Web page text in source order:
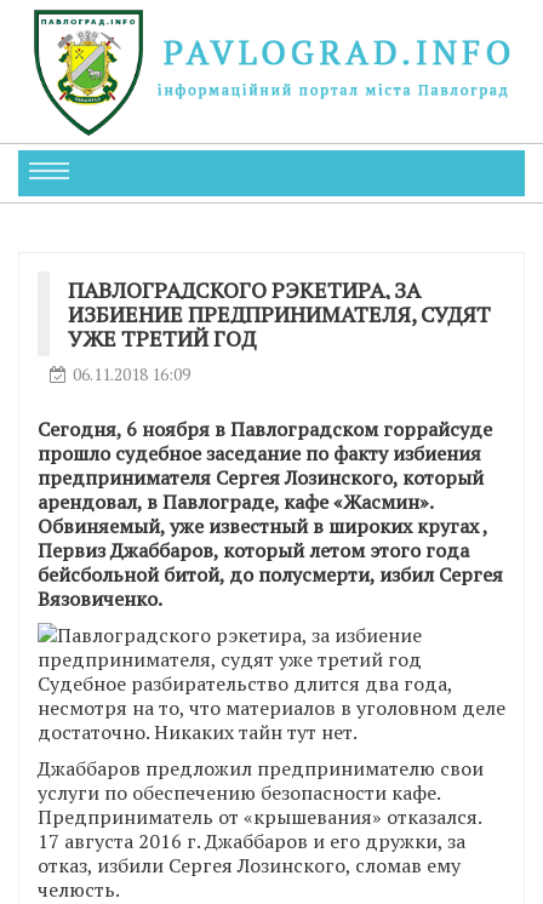
ПАВЛОГРАДСКОГО РЭКЕТИРА, ЗА
ИЗБИЕНИЕ ПРЕДПРИНИМАТЕЛЯ, СУДЯТ
УЖЕ ТРЕТИЙ ГОД
06.11.2018 16:09
Сегодня, 6 ноября в Павлоградском горрайсуде
прошло судебное заседание по факту избиения
предпринимателя Сергея Лозинского, который
арендовал, в Павлограде, кафе «Жасмин».
Обвиняемый, уже известный в широких кругах ,
Первиз Джаббаров, который летом этого года
бейсбольной битой, до полусмерти, избил Сергея
Вязовиченко.
Судебное разбирательство длится два года,
несмотря на то, что материалов в уголовном деле
достаточно. Никаких тайн тут нет.
Джаббаров предложил предпринимателю свои
услуги по обеспечению безопасности кафе.
Предприниматель от «крышевания» отказался.
17 августа 2016 г. Джаббаров и его дружки, за
отказ, избили Сергея Лозинского, сломав ему
челюсть.